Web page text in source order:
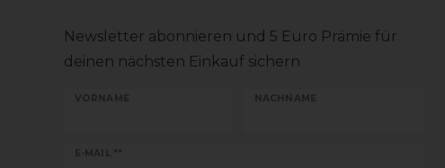
Newsletter abonnieren und 5 Euro Prämie für
deinen nächsten Einkauf sichern
VORNAME NACHNAME
E-MAIL **
Newsletter